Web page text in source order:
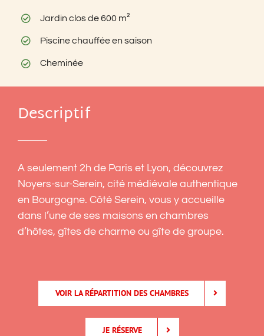
Jardin clos de 600 m²
Piscine chauffée en saison
Cheminée
Descriptif
A seulement 2h de Paris et Lyon, découvrez
Noyers-sur-Serein, cité médiévale authentique
en Bourgogne. Côté Serein, vous y accueille
dans l’une de ses maisons en chambres
d’hôtes, gîtes de charme ou gîte de groupe.
VOIR LA RÉPARTITION DES CHAMBRES
JE RÉSERVE